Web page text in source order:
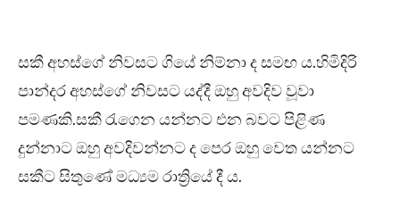
සකී අහස්ගේ නිවසට ගියේ නිම්නා ද සමඟ ය.හිමිදිරි
පාන්දර අහස්ගේ නිවසට යද්දී ඔහු අවදිව වූවා
පමණකි.සකී රැගෙන යන්නට එන බවට පිළිණ
දුන්නාට ඔහු අවදිවන්නට ද පෙර ඔහු වෙත යන්නට
සකීට සිතුණේ මධ්‍යම රාත්‍රියේ දී ය.